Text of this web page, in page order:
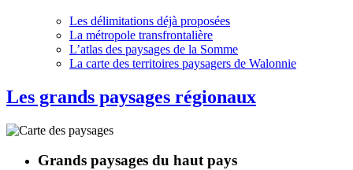
Les délimitations déjà proposées
La métropole transfrontalière
L’atlas des paysages de la Somme
La carte des territoires paysagers de Walonnie
Les grands paysages régionaux
Grands paysages du haut pays